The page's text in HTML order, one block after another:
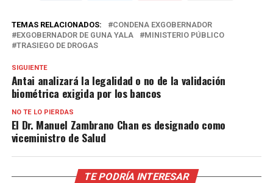
TEMAS RELACIONADOS:
CONDENA EXGOBERNADOR
EXGOBERNADOR DE GUNA YALA
MINISTERIO PÚBLICO
TRASIEGO DE DROGAS
SIGUIENTE
Antai analizará la legalidad o no de la validación
biométrica exigida por los bancos
NO TE LO PIERDAS
El Dr. Manuel Zambrano Chan es designado como
viceministro de Salud
TE PODRÍA INTERESAR